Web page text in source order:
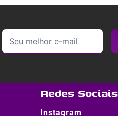
Redes Sociais
Instagram